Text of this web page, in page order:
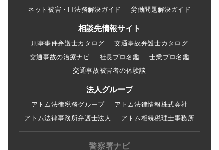
ネット被害・IT法務解決ガイド
労働問題解決ガイド
相談先情報サイト
刑事事件弁護士カタログ
交通事故弁護士カタログ
交通事故の治療ナビ
社長プロ名鑑
士業プロ名鑑
交通事故被害者の体験談
法人グループ
アトム法律税務グループ
アトム法律情報株式会社
アトム法律事務所弁護士法人
アトム相続税理士事務所
警察署ナビ